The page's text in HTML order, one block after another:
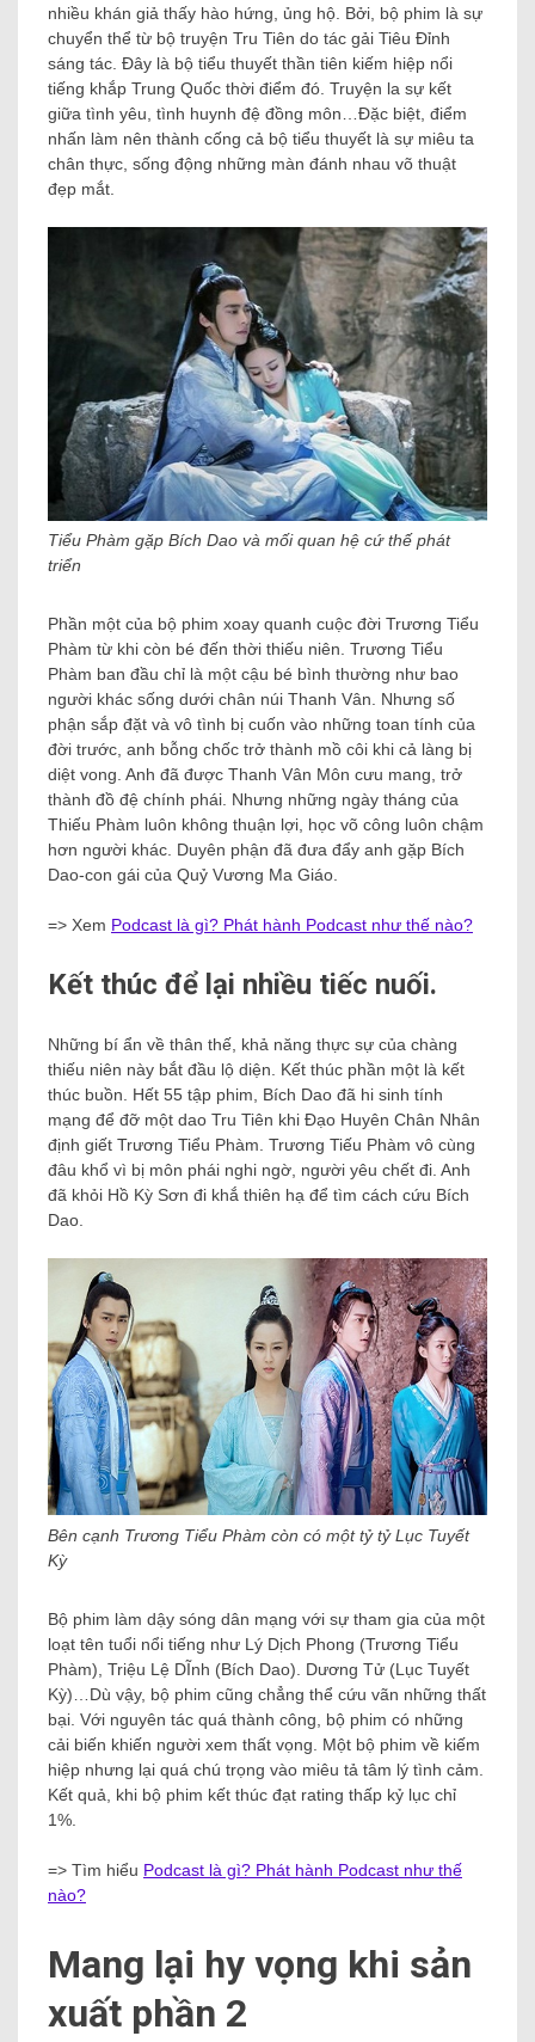
nhiều khán giả thấy hào hứng, ủng hộ. Bởi, bộ phim là sự
chuyển thể từ bộ truyện Tru Tiên do tác gải Tiêu Đỉnh
sáng tác. Đây là bộ tiểu thuyết thần tiên kiếm hiệp nổi
tiếng khắp Trung Quốc thời điểm đó. Truyện la sự kết
giữa tình yêu, tình huynh đệ đồng môn…Đặc biệt, điểm
nhấn làm nên thành cống cả bộ tiểu thuyết là sự miêu ta
chân thực, sống động những màn đánh nhau võ thuật
đẹp mắt.
Tiểu Phàm gặp Bích Dao và mối quan hệ cứ thế phát
triển
Phần một của bộ phim xoay quanh cuộc đời Trương Tiểu
Phàm từ khi còn bé đến thời thiếu niên. Trương Tiểu
Phàm ban đầu chỉ là một cậu bé bình thường như bao
người khác sống dưới chân núi Thanh Vân. Nhưng số
phận sắp đặt và vô tình bị cuốn vào những toan tính của
đời trước, anh bỗng chốc trở thành mồ côi khi cả làng bị
diệt vong. Anh đã được Thanh Vân Môn cưu mang, trở
thành đồ đệ chính phái. Nhưng những ngày tháng của
Thiếu Phàm luôn không thuận lợi, học võ công luôn chậm
hơn người khác. Duyên phận đã đưa đẩy anh gặp Bích
Dao-con gái của Quỷ Vương Ma Giáo.
=> Xem Podcast là gì? Phát hành Podcast như thế nào?
Kết thúc để lại nhiều tiếc nuối.
Những bí ẩn về thân thế, khả năng thực sự của chàng
thiếu niên này bắt đầu lộ diện. Kết thúc phần một là kết
thúc buồn. Hết 55 tập phim, Bích Dao đã hi sinh tính
mạng để đỡ một dao Tru Tiên khi Đạo Huyên Chân Nhân
định giết Trương Tiểu Phàm. Trương Tiếu Phàm vô cùng
đâu khổ vì bị môn phái nghi ngờ, người yêu chết đi. Anh
đã khỏi Hồ Kỳ Sơn đi khắ thiên hạ để tìm cách cứu Bích
Dao.
Bên cạnh Trương Tiểu Phàm còn có một tỷ tỷ Lục Tuyết
Kỳ
Bộ phim làm dậy sóng dân mạng với sự tham gia của một
loạt tên tuổi nổi tiếng như Lý Dịch Phong (Trương Tiểu
Phàm), Triệu Lệ DĨnh (Bích Dao). Dương Tử (Lục Tuyết
Kỳ)…Dù vậy, bộ phim cũng chẳng thể cứu vãn những thất
bại. Với nguyên tác quá thành công, bộ phim có những
cải biến khiến người xem thất vọng. Một bộ phim về kiếm
hiệp nhưng lại quá chú trọng vào miêu tả tâm lý tình cảm.
Kết quả, khi bộ phim kết thúc đạt rating thấp kỷ lục chỉ
1%.
=> Tìm hiểu Podcast là gì? Phát hành Podcast như thế
nào?
Mang lại hy vọng khi sản
xuất phần 2